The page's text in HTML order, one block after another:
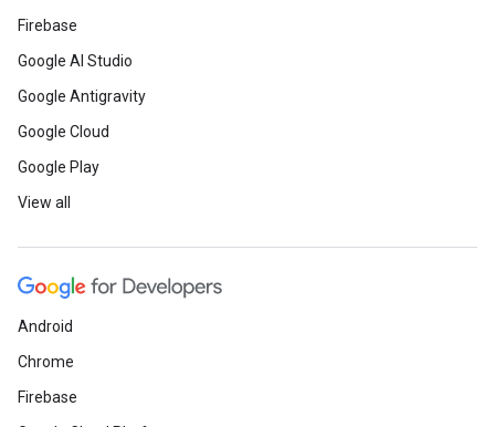
Firebase
Google AI Studio
Google Antigravity
Google Cloud
Google Play
View all
Android
Chrome
Firebase